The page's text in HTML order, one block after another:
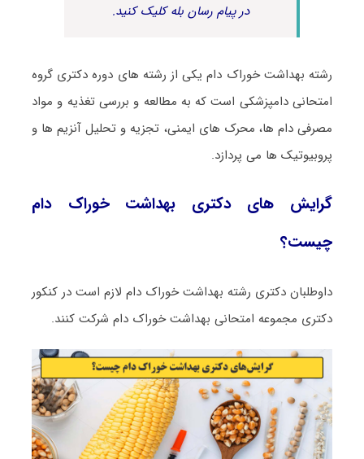
در پیام رسان بله کلیک کنید.
رشته ﺑﻬﺪاﺷﺖ ﺧﻮراک دام یکی از رشته های دوره دکتری گروه
امتحانی دامپزشکی است که به مطالعه و بررسی تغذیه و مواد
مصرفی دام ها، محرک های ایمنی، تجزیه و تحلیل آنزیم ها و
پروبیوتیک ها می پردازد.
گرایش های دکتری ﺑﻬﺪاﺷﺖ ﺧﻮراک دام
چیست؟
داوطلبان دکتری رشته ﺑﻬﺪاﺷﺖ ﺧﻮراک دام لازم است در کنکور
دکتری مجموعه امتحانی ﺑﻬﺪاﺷﺖ ﺧﻮراک دام شرکت کنند.